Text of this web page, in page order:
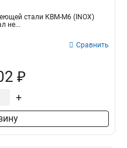
стали КВМ-М6 (INOX)
не...
Сравнить
₽
+